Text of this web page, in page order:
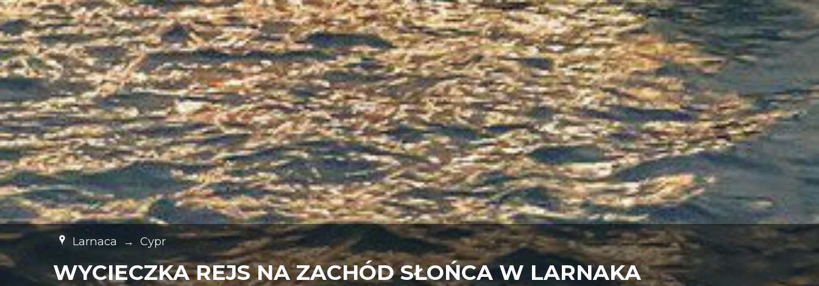
Larnaca → Cypr
WYCIECZKA REJS NA ZACHÓD SŁOŃCA W LARNAKA